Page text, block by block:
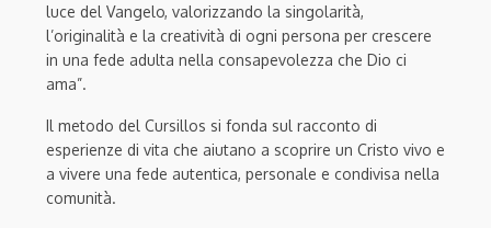
luce del Vangelo, valorizzando la singolarità,
l’originalità e la creatività di ogni persona per crescere
in una fede adulta nella consapevolezza che Dio ci
ama”.
Il metodo del Cursillos si fonda sul racconto di
esperienze di vita che aiutano a scoprire un Cristo vivo e
a vivere una fede autentica, personale e condivisa nella
comunità.